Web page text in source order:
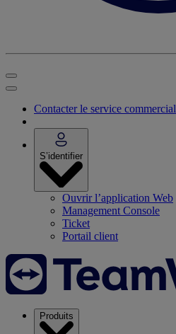
Contacter le service commercial
S’identifier
Ouvrir l’application Web
Management Console
Ticket
Portail client
Produits